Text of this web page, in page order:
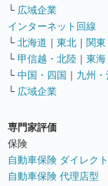
└ 広域企業
インターネット回線
└ 北海道 ｜ 東北 ｜ 関東
└ 甲信越・北陸 ｜ 東海
└ 中国・四国 ｜ 九州・
└ 広域企業
専門家評価
保険
自動車保険 ダイレク
自動車保険 代理店型